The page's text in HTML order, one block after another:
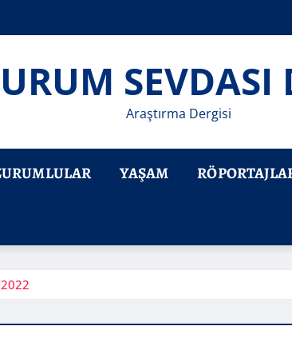
SEVDASI
Araştırma Dergisi
YAŞAM